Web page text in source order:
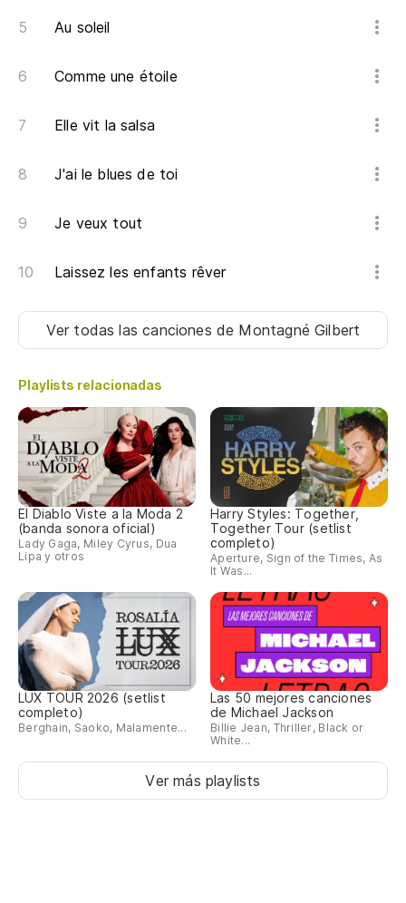
Au soleil
Comme une étoile
Elle vit la salsa
J'ai le blues de toi
Je veux tout
Laissez les enfants rêver
Ver todas las canciones de Montagné Gilbert
Playlists relacionadas
El Diablo Viste a la Moda 2
(banda sonora oficial)
Lady Gaga, Miley Cyrus, Dua
Lipa y otros
Harry Styles: Together,
Together Tour (setlist
completo)
Aperture, Sign of the Times, As
It Was...
LUX TOUR 2026 (setlist
completo)
Berghain, Saoko, Malamente...
Las 50 mejores canciones
de Michael Jackson
Billie Jean, Thriller, Black or
White...
Ver más playlists